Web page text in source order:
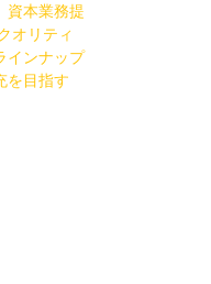
資本業務提
オリティ
インナップ
を目指す